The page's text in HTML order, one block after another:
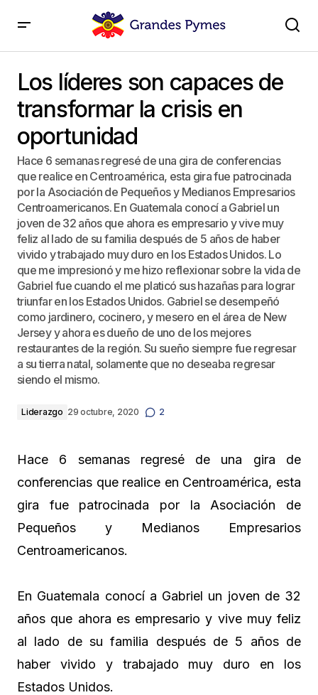
oportunidad
Los líderes son capaces de
transformar la crisis en
oportunidad
Hace 6 semanas regresé de una gira de conferencias
que realice en Centroamérica, esta gira fue patrocinada
por la Asociación de Pequeños y Medianos Empresarios
Centroamericanos. En Guatemala conocí a Gabriel un
joven de 32 años que ahora es empresario y vive muy
feliz al lado de su familia después de 5 años de haber
vivido y trabajado muy duro en los Estados Unidos. Lo
que me impresionó y me hizo reflexionar sobre la vida de
Gabriel fue cuando el me platicó sus hazañas para lograr
triunfar en los Estados Unidos. Gabriel se desempeñó
como jardinero, cocinero, y mesero en el área de New
Jersey y ahora es dueño de uno de los mejores
restaurantes de la región. Su sueño siempre fue regresar
a su tierra natal, solamente que no deseaba regresar
siendo el mismo.
Liderazgo 29 octubre, 2020 2
Hace 6 semanas regresé de una gira de
conferencias que realice en Centroamérica, esta
gira fue patrocinada por la Asociación de
Pequeños y Medianos Empresarios
Centroamericanos.
En Guatemala conocí a Gabriel un joven de 32
años que ahora es empresario y vive muy feliz
al lado de su familia después de 5 años de
haber vivido y trabajado muy duro en los
Estados Unidos.